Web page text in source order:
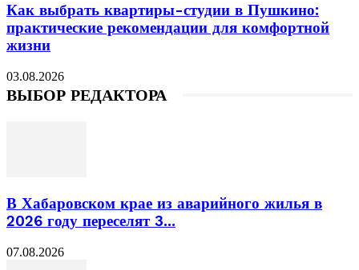
Как выбрать квартиры-студии в Пушкино:
практические рекомендации для комфортной
жизни
03.08.2026
ВЫБОР РЕДАКТОРА
В Хабаровском крае из аварийного жилья в
2026 году переселят 3...
07.08.2026